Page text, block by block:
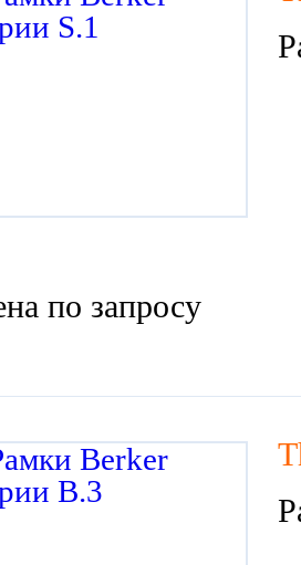
по запросу